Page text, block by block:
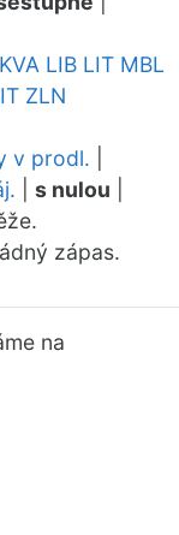
KVA LIB LIT MBL
ZLN
v prodl.
s nulou
zápas.
na